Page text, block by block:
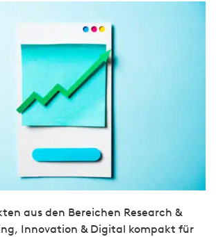
aus den Bereichen Research &
Innovation & Digital kompakt für